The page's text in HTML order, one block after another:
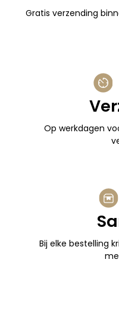
Gratis verzending
Op werkdagen
Bij elke bestelling